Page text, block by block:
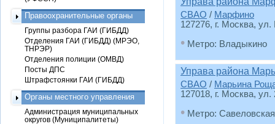
СВАО / Марфино
127276, г. Москва,
• Метро: Владыкино
Управа района
СВАО / Марьина
127018, г. Москва,
• Метро: Савеловская
Правоохранительные органы
Группы разбора ГАИ (ГИБДД)
Отделения ГАИ (ГИБДД) (МРЭО,
ТНРЭР)
Отделения полиции (ОМВД)
Посты ДПС
Штрафстоянки ГАИ (ГИБДД)
Органы местного управления
Администрация муниципальных
округов (Муниципалитеты)